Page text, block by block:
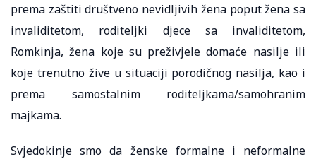
prema zaštiti društveno nevidljivih žena poput žena sa
invaliditetom, roditeljki djece sa invaliditetom,
Romkinja, žena koje su preživjele domaće nasilje ili
koje trenutno žive u situaciji porodičnog nasilja, kao i
prema samostalnim roditeljkama/samohranim
majkama.
Svjedokinje smo da ženske formalne i neformalne